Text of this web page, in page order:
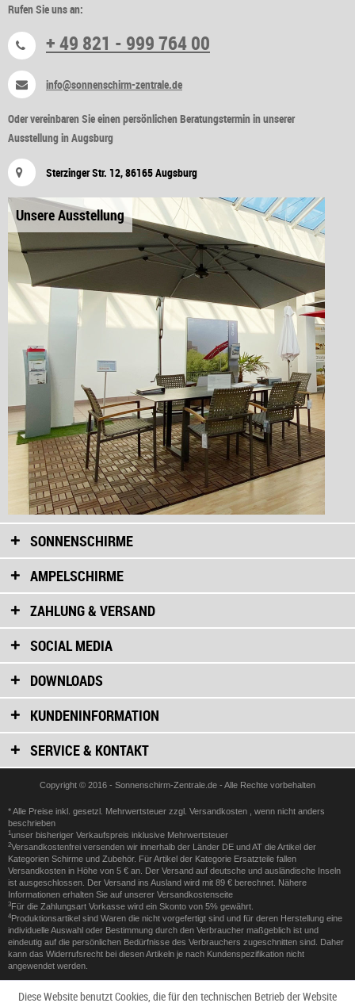
Rufen Sie uns an:
+ 49 821 - 999 764 00
info@sonnenschirm-zentrale.de
Oder vereinbaren Sie einen persönlichen Beratungstermin in unserer
Ausstellung in Augsburg
Sterzinger Str. 12, 86165 Augsburg
Unsere Ausstellung
SONNENSCHIRME
AMPELSCHIRME
ZAHLUNG & VERSAND
SOCIAL MEDIA
DOWNLOADS
KUNDENINFORMATION
SERVICE & KONTAKT
Copyright © 2016 - Sonnenschirm-Zentrale.de - Alle Rechte vorbehalten
* Alle Preise inkl. gesetzl. Mehrwertsteuer zzgl. Versandkosten
, wenn nicht anders
beschrieben
1 unser bisheriger Verkaufspreis inklusive Mehrwertsteuer
2Versandkostenfrei versenden wir innerhalb der Länder DE und AT die Artikel der
Kategorien Schirme und Zubehör. Für Artikel der Kategorie Ersatzteile fallen
Versandkosten in Höhe von 5 € an. Der Versand auf deutsche und ausländische Inseln
ist ausgeschlossen. Der Versand ins Ausland wird mit 89 € berechnet. Nähere
Informationen erhalten Sie auf unserer Versandkostenseite
3Für die Zahlungsart Vorkasse wird ein Skonto von 5% gewährt.
4Produktionsartikel sind Waren die nicht vorgefertigt sind und für deren Herstellung eine
individuelle Auswahl oder Bestimmung durch den Verbraucher maßgeblich ist und
eindeutig auf die persönlichen Bedürfnisse des Verbrauchers zugeschnitten sind. Daher
kann das Widerrufsrecht bei diesen Artikeln je nach Kundenspezifikation nicht
angewendet werden.
Diese Website benutzt Cookies, die für den technischen Betrieb der Website